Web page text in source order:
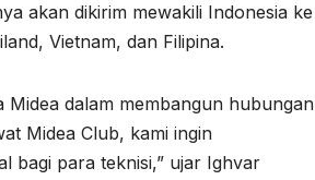
akan dikirim mewakili Indonesia ke
Vietnam, dan Filipina.
dalam membangun hubungan
Midea Club, kami ingin
bagi para teknisi,” ujar Ighvar